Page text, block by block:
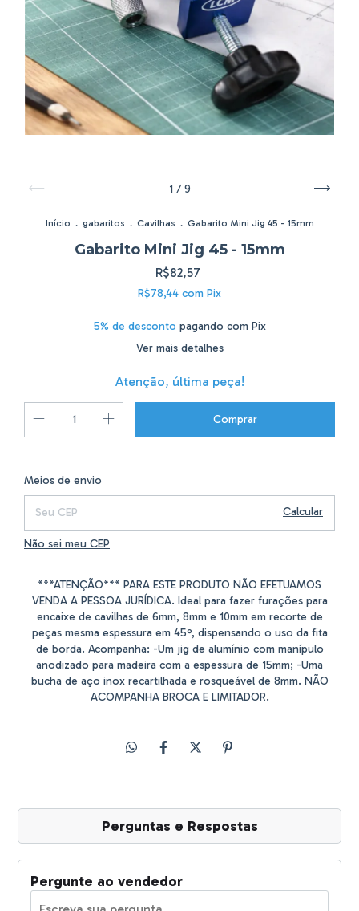
1/9
Início . gabaritos . Cavilhas . Gabarito Mini Jig 45 - 15mm
Gabarito Mini Jig 45 - 15mm
R$82,57
R$78,44 com Pix
5% de desconto pagando com Pix
Ver mais detalhes
Atenção, última peça!
Entregas para o CEP:
Meios de envio
Calcular
Não sei meu CEP
***ATENÇÃO*** PARA ESTE PRODUTO NÃO EFETUAMOS
VENDA A PESSOA JURÍDICA. Ideal para fazer furações para
encaixe de cavilhas de 6mm, 8mm e 10mm em recorte de
peças mesma espessura em 45º, dispensando o uso da fita
de borda. Acompanha: -Um jig de alumínio com manípulo
anodizado para madeira com a espessura de 15mm; -Uma
bucha de aço inox recartilhada e rosqueável de 8mm. NÃO
ACOMPANHA BROCA E LIMITADOR.
Perguntas e Respostas
Pergunte ao vendedor